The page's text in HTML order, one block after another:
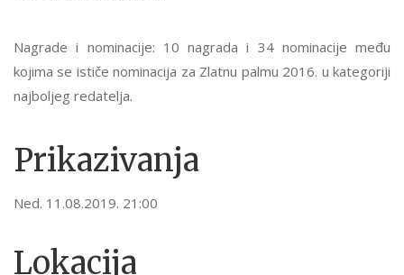
Nagrade i nominacije: 10 nagrada i 34 nominacije među
kojima se ističe nominacija za Zlatnu palmu 2016. u kategoriji
najboljeg redatelja.
Prikazivanja
Ned. 11.08.2019. 21:00
Lokacija